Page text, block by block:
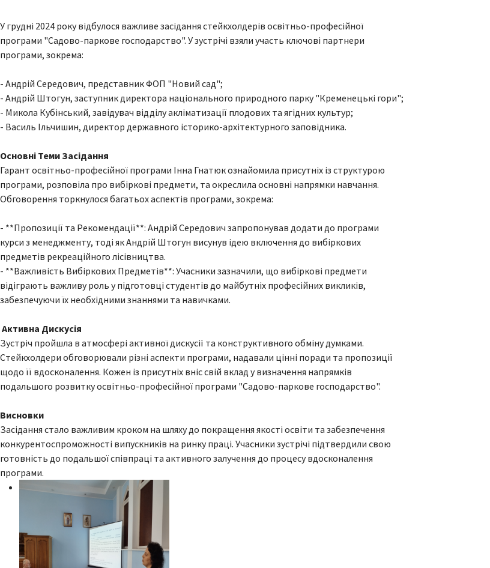
У грудні 2024 року відбулося важливе засідання стейкхолдерів освітньо-професійної
програми "Садово-паркове господарство". У зустрічі взяли участь ключові партнери
програми, зокрема:
- Андрій Середович, представник ФОП "Новий сад";
- Андрій Штогун, заступник директора національного природного парку "Кременецькі гори";
- Микола Кубінський, завідувач відділу акліматизації плодових та ягідних культур;
- Василь Ільчишин, директор державного історико-архітектурного заповідника.
Основні Теми Засідання
Гарант освітньо-професійної програми Інна Гнатюк ознайомила присутніх із структурою
програми, розповіла про вибіркові предмети, та окреслила основні напрямки навчання.
Обговорення торкнулося багатьох аспектів програми, зокрема:
- **Пропозиції та Рекомендації**: Андрій Середович запропонував додати до програми
курси з менеджменту, тоді як Андрій Штогун висунув ідею включення до вибіркових
предметів рекреаційного лісівництва.
- **Важливість Вибіркових Предметів**: Учасники зазначили, що вибіркові предмети
відіграють важливу роль у підготовці студентів до майбутніх професійних викликів,
забезпечуючи їх необхідними знаннями та навичками.
Активна Дискусія
Зустріч пройшла в атмосфері активної дискусії та конструктивного обміну думками.
Стейкхолдери обговорювали різні аспекти програми, надавали цінні поради та пропозиції
щодо її вдосконалення. Кожен із присутніх вніс свій вклад у визначення напрямків
подальшого розвитку освітньо-професійної програми "Садово-паркове господарство".
Висновки
Засідання стало важливим кроком на шляху до покращення якості освіти та забезпечення
конкурентоспроможності випускників на ринку праці. Учасники зустрічі підтвердили свою
готовність до подальшої співпраці та активного залучення до процесу вдосконалення
програми.